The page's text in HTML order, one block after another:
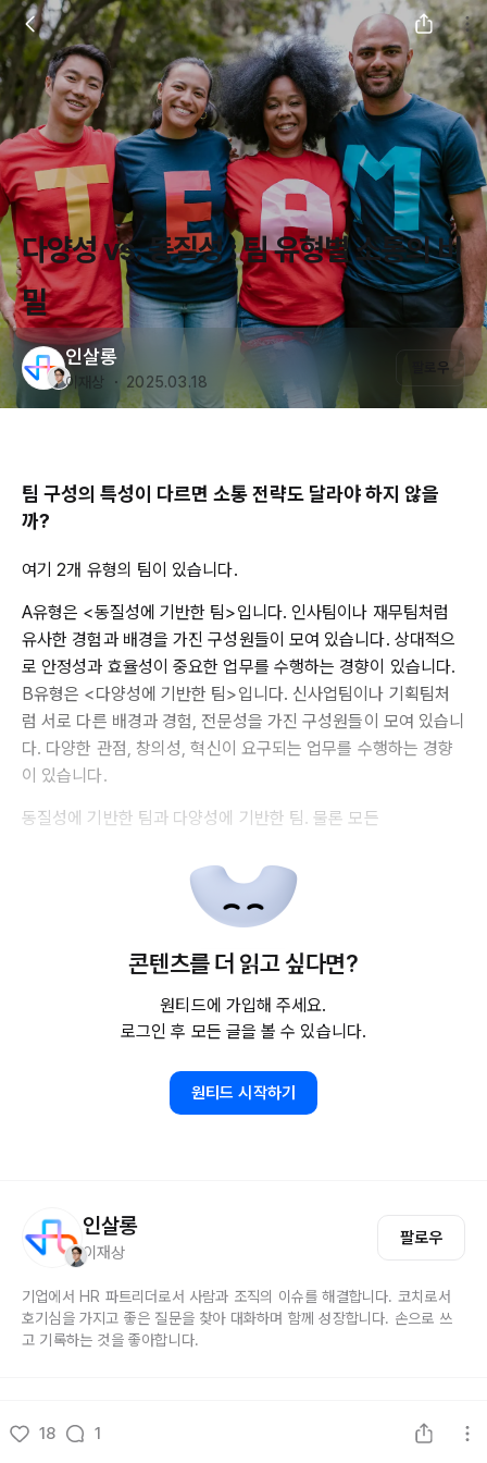
다양성 vs. 동질성 : 팀 유형별 소통의 비
밀
인살롱
이재상 ・ 2025.03.18
팔로우
팀 구성의 특성이 다르면 소통 전략도 달라야 하지 않을
까?
여기 2개 유형의 팀이 있습니다.
A유형은 <동질성에 기반한 팀>입니다. 인사팀이나 재무팀처럼
유사한 경험과 배경을 가진 구성원들이 모여 있습니다. 상대적으
로 안정성과 효율성이 중요한 업무를 수행하는 경향이 있습니다.
B유형은 <다양성에 기반한 팀>입니다. 신사업팀이나 기획팀처
럼 서로 다른 배경과 경험, 전문성을 가진 구성원들이 모여 있습니
다. 다양한 관점, 창의성, 혁신이 요구되는 업무를 수행하는 경향
이 있습니다.
동질성에 기반한 팀과 다양성에 기반한 팀. 물론 모든
콘텐츠를 더 읽고 싶다면?
원티드에 가입해 주세요.
로그인 후 모든 글을 볼 수 있습니다.
원티드 시작하기
인살롱
이재상
팔로우
기업에서 HR 파트리더로서 사람과 조직의 이슈를 해결합니다. 코치로서
호기심을 가지고 좋은 질문을 찾아 대화하며 함께 성장합니다. 손으로 쓰
고 기록하는 것을 좋아합니다.
18 1